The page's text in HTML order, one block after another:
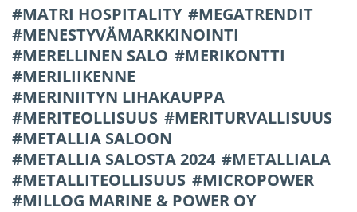
MATRI HOSPITALITY
MEGATRENDIT
MENESTYVÄMARKKINOINTI
MERELLINEN SALO
MERIKONTTI
MERILIIKENNE
MERINIITYN LIHAKAUPPA
MERITEOLLISUUS
MERITURVALLISUUS
METALLIA SALOON
METALLIA SALOSTA 2024
METALLIALA
METALLITEOLLISUUS
MICROPOWER
MILLOG MARINE & POWER OY